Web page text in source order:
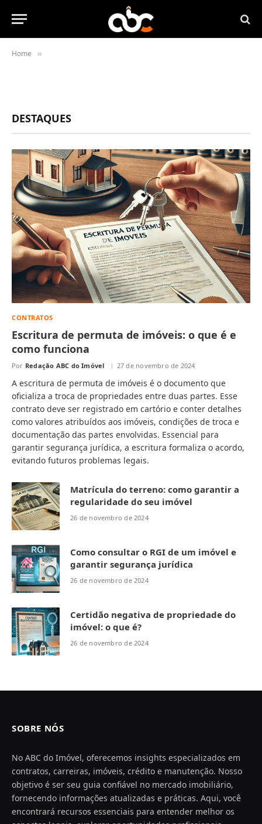
Home »
DESTAQUES
CONTRATOS
Escritura de permuta de imóveis: o que é e
como funciona
Por Redação ABC do Imóvel 27 de novembro de 2024
A escritura de permuta de imóveis é o documento que
oficializa a troca de propriedades entre duas partes. Esse
contrato deve ser registrado em cartório e conter detalhes
como valores atribuídos aos imóveis, condições de troca e
documentação das partes envolvidas. Essencial para
garantir segurança jurídica, a escritura formaliza o acordo,
evitando futuros problemas legais.
Matrícula do terreno: como garantir a
regularidade do seu imóvel
26 de novembro de 2024
Como consultar o RGI de um imóvel e
garantir segurança jurídica
26 de novembro de 2024
Certidão negativa de propriedade do
imóvel: o que é?
26 de novembro de 2024
SOBRE NÓS
No ABC do Imóvel, oferecemos insights especializados em
contratos, carreiras, imóveis, crédito e manutenção. Nosso
objetivo é ser seu guia confiável no mercado imobiliário,
fornecendo informações atualizadas e práticas. Aqui, você
encontrará recursos essenciais para entender melhor os